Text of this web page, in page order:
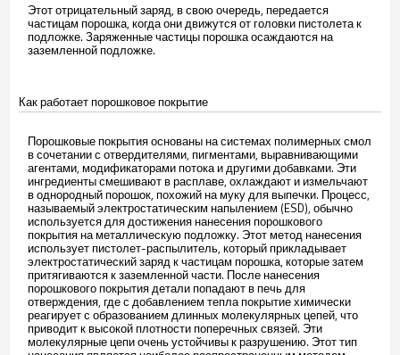
Этот отрицательный заряд, в свою очередь, передается
частицам порошка, когда они движутся от головки пистолета к
подложке. Заряженные частицы порошка осаждаются на
заземленной подложке.
Как работает порошковое покрытие
Порошковые покрытия основаны на системах полимерных смол
в сочетании с отвердителями, пигментами, выравнивающими
агентами, модификаторами потока и другими добавками. Эти
ингредиенты смешивают в расплаве, охлаждают и измельчают
в однородный порошок, похожий на муку для выпечки. Процесс,
называемый электростатическим напылением (ESD), обычно
используется для достижения нанесения порошкового
покрытия на металлическую подложку. Этот метод нанесения
использует пистолет-распылитель, который прикладывает
электростатический заряд к частицам порошка, которые затем
притягиваются к заземленной части. После нанесения
порошкового покрытия детали попадают в печь для
отверждения, где с добавлением тепла покрытие химически
реагирует с образованием длинных молекулярных цепей, что
приводит к высокой плотности поперечных связей. Эти
молекулярные цепи очень устойчивы к разрушению. Этот тип